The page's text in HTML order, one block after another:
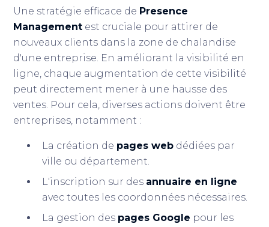
Une stratégie efficace de Presence
Management est cruciale pour attirer de
nouveaux clients dans la zone de chalandise
d'une entreprise. En améliorant la visibilité en
ligne, chaque augmentation de cette visibilité
peut directement mener à une hausse des
ventes. Pour cela, diverses actions doivent être
entreprises, notamment :
La création de pages web dédiées par
ville ou département.
L'inscription sur des annuaire en ligne
avec toutes les coordonnées nécessaires.
La gestion des pages Google pour les